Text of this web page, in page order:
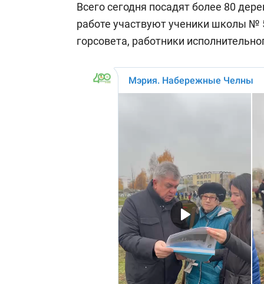
Всего сегодня посадят более 80
работе участвуют ученики школы №
горсовета, работники